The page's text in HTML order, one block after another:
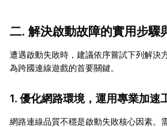
二. 解決啟動故障的實用步驟
遭遇啟動失敗時，建議依序嘗試下列解決
為跨國連線遊戲的首要關鍵。
1. 優化網路環境，運用專業加速
網路連線品質不穩是啟動失敗核心因素。